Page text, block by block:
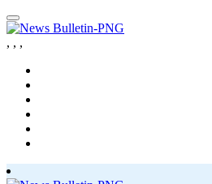
, , ,